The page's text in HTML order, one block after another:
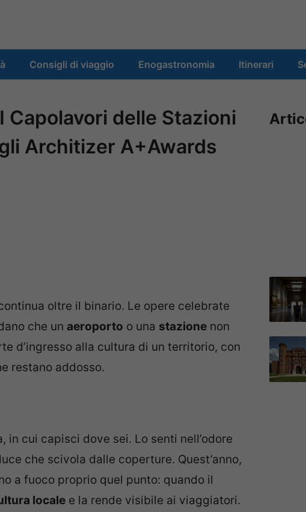
Consigli di viaggio Enogastronomia Itinerari
delle Stazioni
Architizer A+Awards
oltre il binario. Le opere celebrate
che un aeroporto o una stazione non
d’ingresso alla cultura di un territorio, con
restano addosso.
in cui capisci dove sei. Lo senti nell’odore
che scivola dalle coperture. Quest’anno,
a fuoco proprio quel punto: quando il
locale e la rende visibile ai viaggiatori.